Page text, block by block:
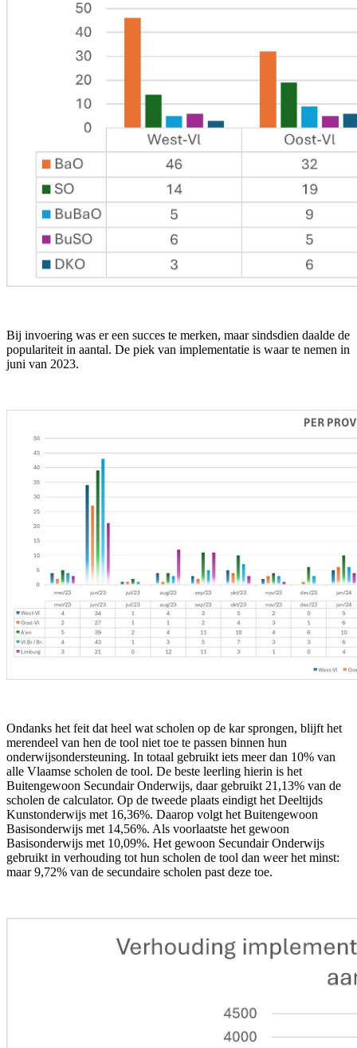
Bij invoering was er een succes te merken, maar sindsdien daalde de
populariteit in aantal. De piek van implementatie is waar te nemen in
juni van 2023.
Ondanks het feit dat heel wat scholen op de kar sprongen, blijft het
merendeel van hen de tool niet toe te passen binnen hun
onderwijsondersteuning. In totaal gebruikt iets meer dan 10% van
alle Vlaamse scholen de tool. De beste leerling hierin is het
Buitengewoon Secundair Onderwijs, daar gebruikt 21,13% van de
scholen de calculator. Op de tweede plaats eindigt het Deeltijds
Kunstonderwijs met 16,36%. Daarop volgt het Buitengewoon
Basisonderwijs met 14,56%. Als voorlaatste het gewoon
Basisonderwijs met 10,09%. Het gewoon Secundair Onderwijs
gebruikt in verhouding tot hun scholen de tool dan weer het minst:
maar 9,72% van de secundaire scholen past deze toe.